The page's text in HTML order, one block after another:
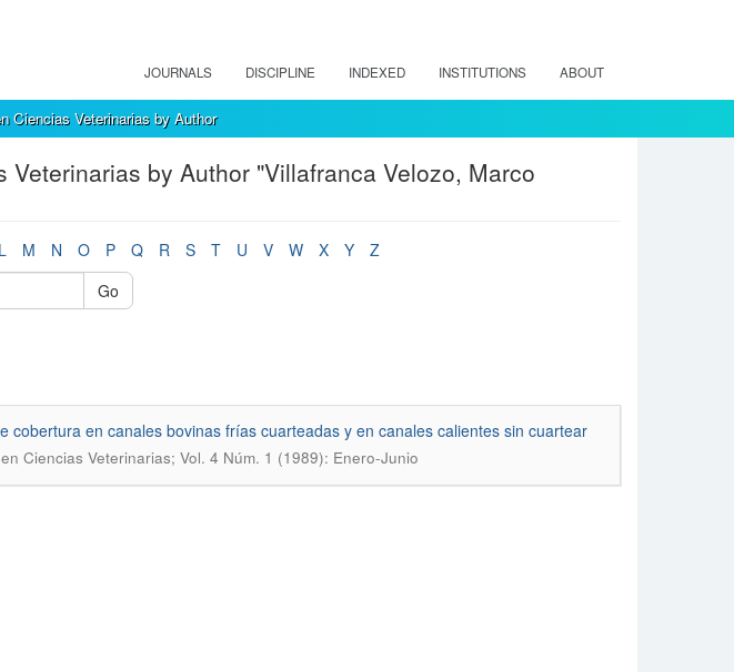
JOURNALS DISCIPLINE INDEXED INSTITUTIONS ABOUT
Ciencias Veterinarias by Author
Veterinarias by Author "Villafranca Velozo, Marco
L M N O P Q R S T U V W X Y
Z
Go
cobertura en canales bovinas frías cuarteadas y en canales calientes sin cuartear
Ciencias Veterinarias; Vol. 4 Núm. 1 (1989): Enero-Junio